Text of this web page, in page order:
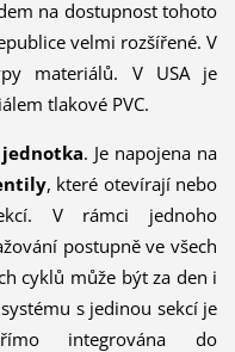
na dostupnost tohoto
velmi rozšířené. V
materiálů. V USA je
tlakové PVC.
. Je napojena na
, které otevírají nebo
V rámci jednoho
postupně ve všech
cyklů může být za den i
s jedinou sekcí je
integrována do